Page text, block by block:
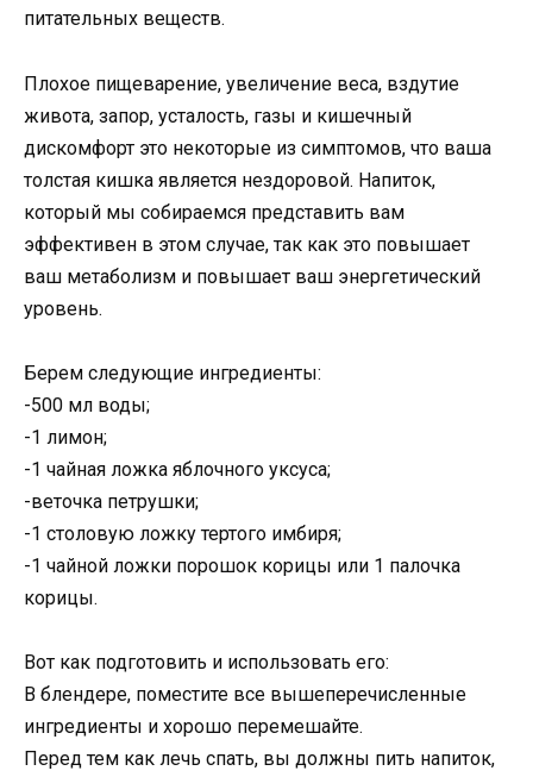
питательных веществ.
Плохое пищеварение, увеличение веса, вздутие
живота, запор, усталость, газы и кишечный
дискомфорт это некоторые из симптомов, что ваша
толстая кишка является нездоровой. Напиток,
который мы собираемся представить вам
эффективен в этом случае, так как это повышает
ваш метаболизм и повышает ваш энергетический
уровень.
Берем следующие ингредиенты:
-500 мл воды;
-1 лимон;
-1 чайная ложка яблочного уксуса;
-веточка петрушки;
-1 столовую ложку тертого имбиря;
-1 чайной ложки порошок корицы или 1 палочка
корицы.
Вот как подготовить и использовать его:
В блендере, поместите все вышеперечисленные
ингредиенты и хорошо перемешайте.
Перед тем как лечь спать, вы должны пить напиток,